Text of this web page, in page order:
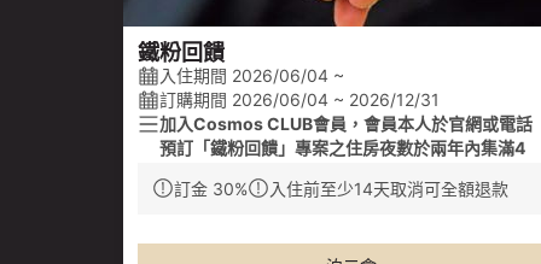
鐵粉回饋
入住期間 2026/06/04 ~
訂購期間 2026/06/04 ~ 2026/12/31
加入Cosmos CLUB會員， 會員本人於官網或電話
預訂「鐵粉回饋」專案之住房夜數於兩年內集滿4
招待券乙張。
Cosmos CLUB APP下載連結：https://bit.ly/3Nu
訂金 30% 入住前至少14天取消可全額退款